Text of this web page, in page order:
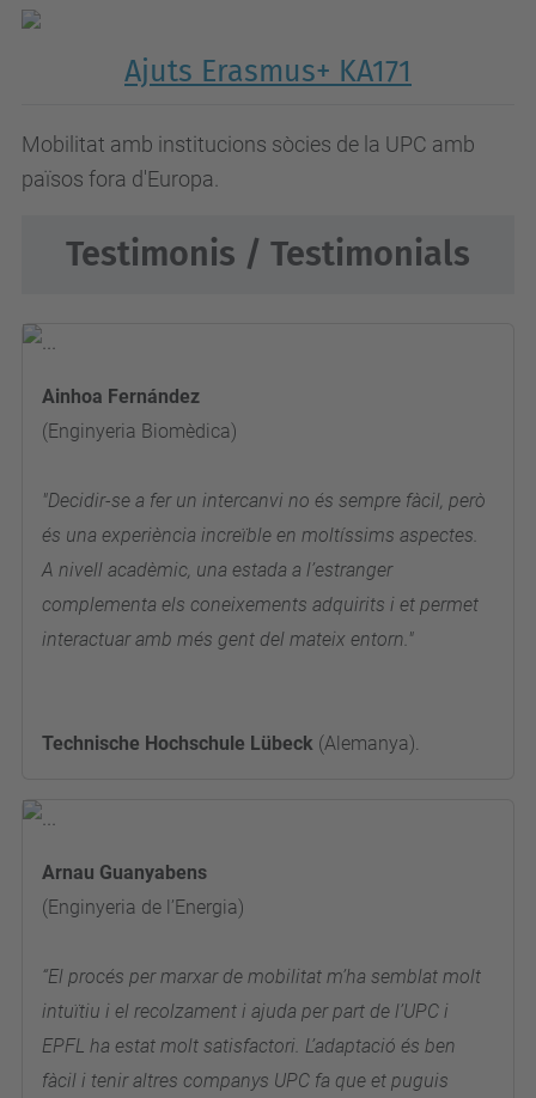
Ajuts Erasmus+ KA171
Mobilitat amb institucions sòcies de la UPC amb
països fora d'Europa.
Testimonis / Testimonials
Ainhoa Fernández
(Enginyeria Biomèdica)
"Decidir-se a fer un intercanvi no és sempre fàcil, però
és una experiència increïble en moltíssims aspectes.
A nivell acadèmic, una estada a l’estranger
complementa els coneixements adquirits i et permet
interactuar amb més gent del mateix entorn."
Technische Hochschule Lübeck (Alemanya).
Arnau Guanyabens
(Enginyeria de l’Energia)
“El procés per marxar de mobilitat m’ha semblat molt
intuïtiu i el recolzament i ajuda per part de l’UPC i
EPFL ha estat molt satisfactori. L’adaptació és ben
fàcil i tenir altres companys UPC fa que et puguis